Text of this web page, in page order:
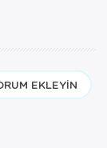
EKLEYIN